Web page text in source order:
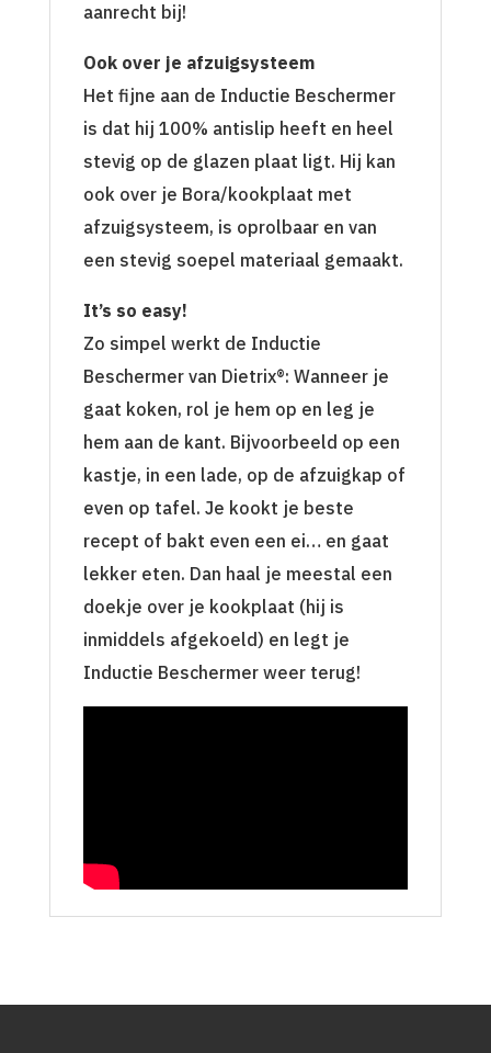
aanrecht bij!
Ook over je afzuigsysteem
Het fijne aan de Inductie Beschermer
is dat hij 100% antislip heeft en heel
stevig op de glazen plaat ligt. Hij kan
ook over je Bora/kookplaat met
afzuigsysteem, is oprolbaar en van
een stevig soepel materiaal gemaakt.
It’s so easy!
Zo simpel werkt de Inductie
Beschermer van Dietrix®: Wanneer je
gaat koken, rol je hem op en leg je
hem aan de kant. Bijvoorbeeld op een
kastje, in een lade, op de afzuigkap of
even op tafel. Je kookt je beste
recept of bakt even een ei… en gaat
lekker eten. Dan haal je meestal een
doekje over je kookplaat (hij is
inmiddels afgekoeld) en legt je
Inductie Beschermer weer terug!